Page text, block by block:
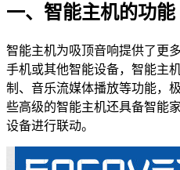
一、智能主机的功能
智能主机为吸顶音响提供了更
手机或其他智能设备，智能主
制、音乐流媒体播放等功能，
些高级的智能主机还具备智能
设备进行联动。